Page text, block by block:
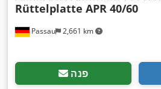
Passau 2,661 km
Rüttelplatte APR 40/60
פנה